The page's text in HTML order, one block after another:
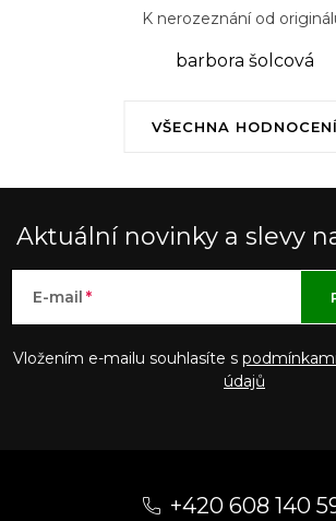
VŠECHNA HODNOCENÍ
K nerozeznání od
barbora šolcová
Aktuální novinky a slevy
E-mail
Vložením e-mailu souhlasíte s
údajů
+420 608 140